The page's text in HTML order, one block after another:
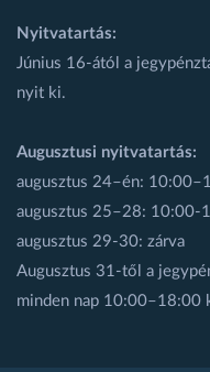
Nyitvatartás:
Június 16-ától a
nyit ki.
Augusztusi nyitvatartás:
augusztus 24–én:
augusztus 25–28: 10:00-
augusztus 29-30: zárva
Augusztus 31-től a
minden nap 10:00–18:00